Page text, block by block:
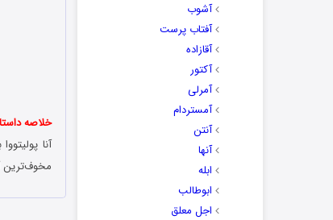
آشوب
آفتاب پرست
آقازاده
آکتور
آمرلی
آمستردام
آنتن
آنها
ابله
ابوطالب
اجل معلق
خلاصه
آنا
مخوف‌ترین